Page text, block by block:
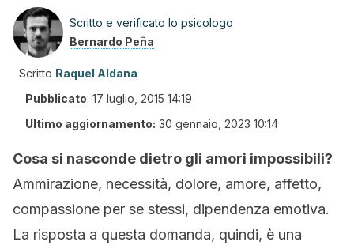
Scritto e verificato lo psicologo
Bernardo Peña
Scritto Raquel Aldana
Pubblicato: 17 luglio, 2015 14:19
Ultimo aggiornamento: 30 gennaio, 2023 10:14
Cosa si nasconde dietro gli amori impossibili?
Ammirazione, necessità, dolore, amore, affetto,
compassione per se stessi, dipendenza emotiva.
La risposta a questa domanda, quindi, è una